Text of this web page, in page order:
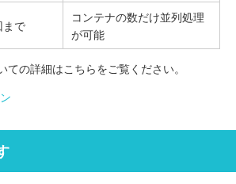
まで
コンテナの数だけ並列処理
が可能
ての詳細はこちらをご覧ください。